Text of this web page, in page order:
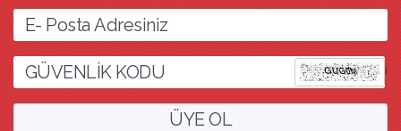
l
ÜYE OL